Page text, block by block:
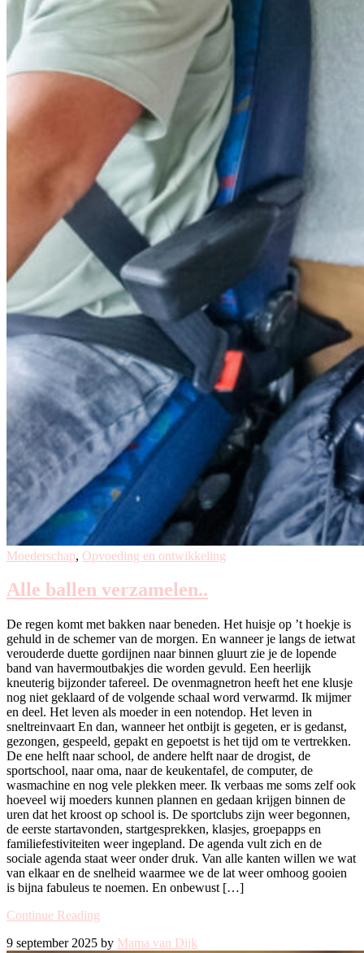
Moederschap, Opvoeding en ontwikkeling
Alle ballen verzamelen..
De regen komt met bakken naar beneden. Het huisje op ’t hoekje is
gehuld in de schemer van de morgen. En wanneer je langs de ietwat
verouderde duette gordijnen naar binnen gluurt zie je de lopende
band van havermoutbakjes die worden gevuld. Een heerlijk
kneuterig bijzonder tafereel. De ovenmagnetron heeft het ene klusje
nog niet geklaard of de volgende schaal word verwarmd. Ik mijmer
en deel. Het leven als moeder in een notendop. Het leven in
sneltreinvaart En dan, wanneer het ontbijt is gegeten, er is gedanst,
gezongen, gespeeld, gepakt en gepoetst is het tijd om te vertrekken.
De ene helft naar school, de andere helft naar de drogist, de
sportschool, naar oma, naar de keukentafel, de computer, de
wasmachine en nog vele plekken meer. Ik verbaas me soms zelf ook
hoeveel wij moeders kunnen plannen en gedaan krijgen binnen de
uren dat het kroost op school is. De sportclubs zijn weer begonnen,
de eerste startavonden, startgesprekken, klasjes, groepapps en
familiefestiviteiten weer ingepland. De agenda vult zich en de
sociale agenda staat weer onder druk. Van alle kanten willen we wat
van elkaar en de snelheid waarmee we de lat weer omhoog gooien
is bijna fabuleus te noemen. En onbewust […]
Continue Reading
9 september 2025 by Mama van Dijk